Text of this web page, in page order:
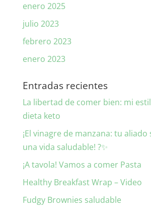
enero 2025
julio 2023
febrero 2023
enero 2023
Entradas recientes
La libertad de comer bien: mi
dieta keto
¡El vinagre de manzana: tu
una vida saludable! ?✨
¡A tavola! Vamos a comer Pasta
Healthy Breakfast Wrap – Video
Fudgy Brownies saludable